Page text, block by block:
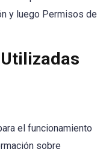
y luego Permisos de
el funcionamiento
sobre